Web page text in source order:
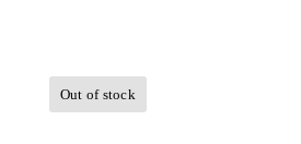
Out of stock